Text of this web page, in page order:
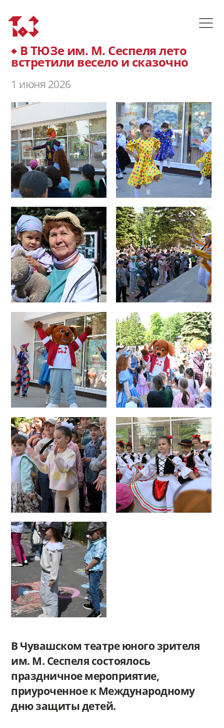
В ТЮЗе им. М. Сеспеля лето
встретили весело и сказочно
1 июня 2026
В Чувашском театре юного зрителя
им. М. Сеспеля состоялось
праздничное мероприятие,
приуроченное к Международному
дню защиты детей.